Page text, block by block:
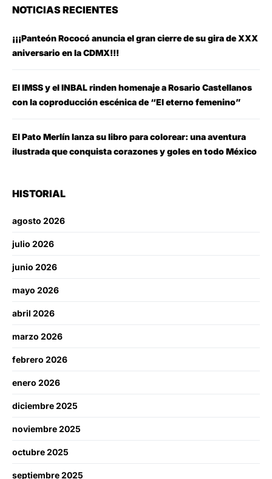
NOTICIAS RECIENTES
¡¡¡Panteón Rococó anuncia el gran cierre de su gira de XXX
aniversario en la CDMX!!!
El IMSS y el INBAL rinden homenaje a Rosario Castellanos
con la coproducción escénica de “El eterno femenino”
El Pato Merlín lanza su libro para colorear: una aventura
ilustrada que conquista corazones y goles en todo México
HISTORIAL
agosto 2026
julio 2026
junio 2026
mayo 2026
abril 2026
marzo 2026
febrero 2026
enero 2026
diciembre 2025
noviembre 2025
octubre 2025
septiembre 2025